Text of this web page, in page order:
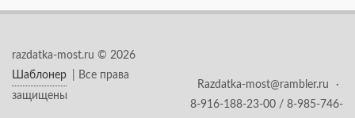
razdatka-most.ru © 2026
Шаблонер
| Все права
защищены
Razdatka-most@rambler.ru
·
8-916-188-23-00 / 8-985-746-